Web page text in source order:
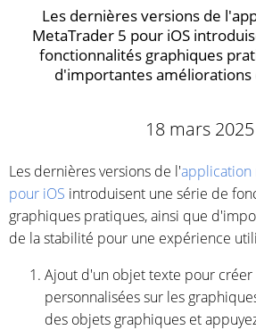
Les dernières versions de
MetaTrader 5 pour iOS
fonctionnalités graphiques
d'importantes améliorations
18 mars 2025
Les dernières versions de l'application
pour iOS introduisent une série de
graphiques pratiques, ainsi que
de la stabilité pour une expérience
Ajout d'un objet texte pour
personnalisées sur les
des objets graphiques et